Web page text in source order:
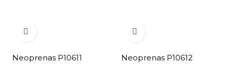

Neoprenas P10611

Neoprenas P10612